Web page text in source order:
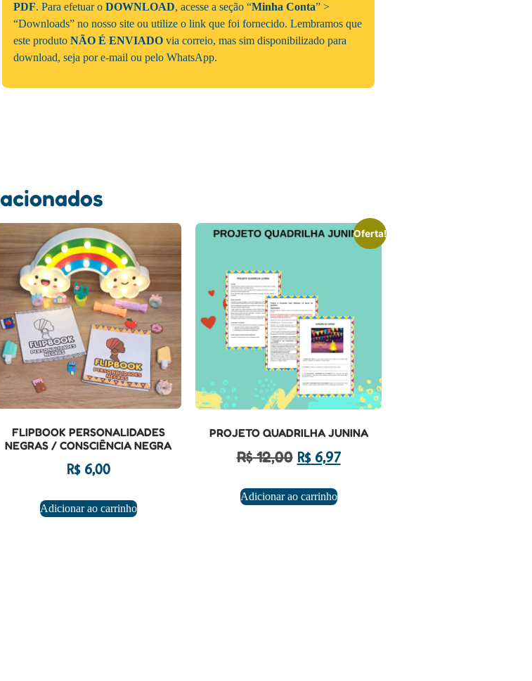
PDF. Para efetuar o DOWNLOAD, acesse a seção “Minha Conta” >
“Downloads” no nosso site ou utilize o link que foi fornecido. Lembramos que
este produto NÃO É ENVIADO via correio, mas sim disponibilizado para
download, seja por e-mail ou pelo WhatsApp.
FLIPBOOK PERSONALIDADES
NEGRAS / CONSCIÊNCIA NEGRA
R$6,00
Adicionar ao carrinho
Oferta!
PROJETO QUADRILHA JUNINA
R$12,00 R$6,97
Adicionar ao carrinho